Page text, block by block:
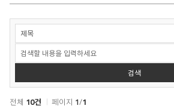
자
검
검색
전체 10건 페이지 1/1